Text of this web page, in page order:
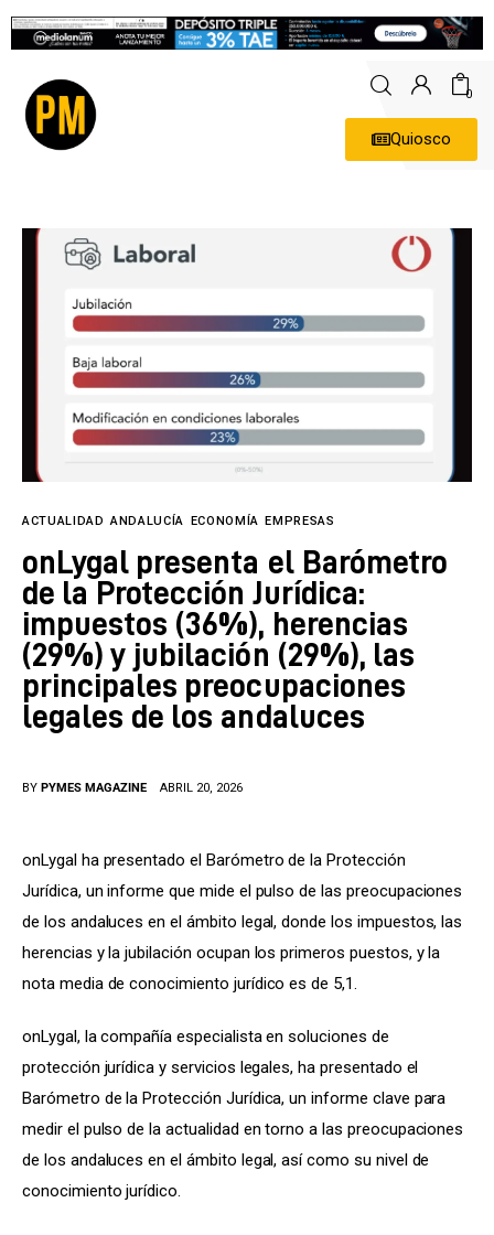
0
Quiosco
Economía
Empresas
Entrevistas
Cultura
LifeStyle
Directorio
ACTUALIDAD ANDALUCÍA ECONOMÍA EMPRESAS
onLygal presenta el Barómetro
de la Protección Jurídica:
impuestos (36%), herencias
(29%) y jubilación (29%), las
principales preocupaciones
legales de los andaluces
BY PYMES MAGAZINE ABRIL 20, 2026
onLygal ha presentado el Barómetro de la Protección
Jurídica, un informe que mide el pulso de las preocupaciones
de los andaluces en el ámbito legal, donde los impuestos, las
herencias y la jubilación ocupan los primeros puestos, y la
nota media de conocimiento jurídico es de 5,1.
onLygal, la compañía especialista en soluciones de
protección jurídica y servicios legales, ha presentado el
Barómetro de la Protección Jurídica, un informe clave para
medir el pulso de la actualidad en torno a las preocupaciones
de los andaluces en el ámbito legal, así como su nivel de
conocimiento jurídico.